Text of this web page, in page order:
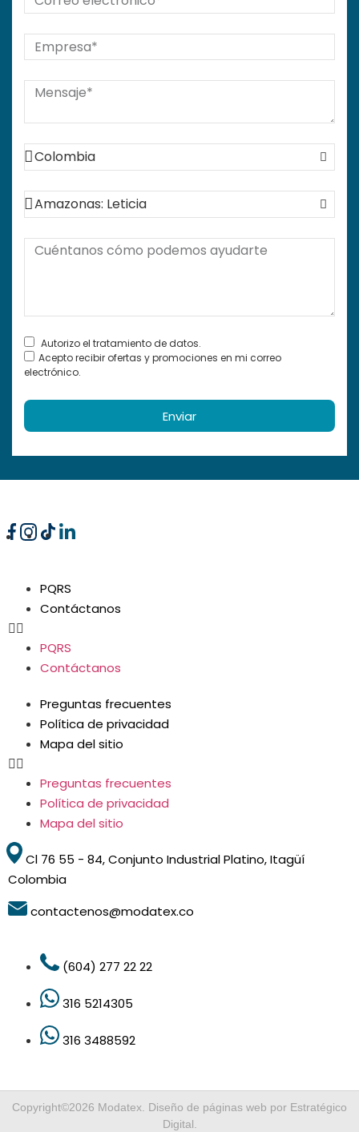
Autorizo el tratamiento de datos.
Acepto recibir ofertas y promociones en mi correo
electrónico.
Enviar
PQRS
Contáctanos
PQRS
Contáctanos
Preguntas frecuentes
Política de privacidad
Mapa del sitio
Preguntas frecuentes
Política de privacidad
Mapa del sitio
Cl 76 55 - 84, Conjunto Industrial Platino, Itagüí
Colombia
contactenos@modatex.co
(604) 277 22 22
316 5214305
316 3488592
Copyright©2026 Modatex. Diseño de páginas web por Estratégico
Digital.